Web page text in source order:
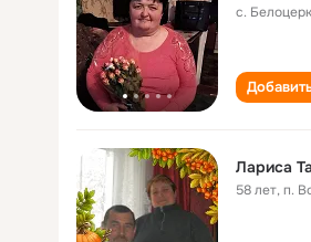
с.
Лариса
58 лет,п.